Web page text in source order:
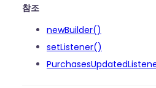
참조
newBuilder()
setListener()